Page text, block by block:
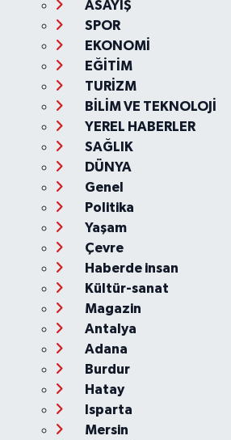
ASAYİŞ
SPOR
EKONOMİ
EĞİTİM
TURİZM
BİLİM VE TEKNOLOJİ
YEREL HABERLER
SAĞLIK
DÜNYA
Genel
Politika
Yaşam
Çevre
Haberde insan
Kültür-sanat
Magazin
Antalya
Adana
Burdur
Hatay
Isparta
Mersin